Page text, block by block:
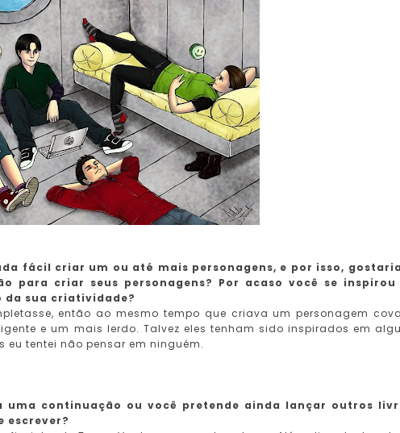
fácil criar um ou até mais personagens, e por isso,
para criar seus personagens? Por acaso você se inspirou
da sua criatividade?
então ao mesmo tempo que criava um personagem
e um mais lerdo. Talvez eles tenham sido inspirados em
tentei não pensar em ninguém.
uma continuação ou você pretende ainda lançar outros
escrever?